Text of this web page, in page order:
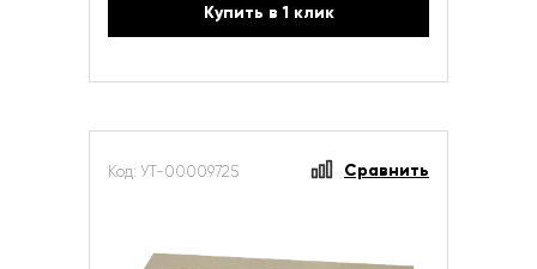
Купить в 1 клик
Код: УТ-00009725 Сравнить